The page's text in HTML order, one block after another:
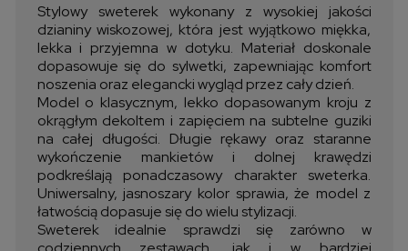
Stylowy sweterek wykonany z wysokiej jakości
dzianiny wiskozowej, która jest wyjątkowo miękka,
lekka i przyjemna w dotyku. Materiał doskonale
dopasowuje się do sylwetki, zapewniając komfort
noszenia oraz elegancki wygląd przez cały dzień.
Model o klasycznym, lekko dopasowanym kroju z
okrągłym dekoltem i zapięciem na subtelne guziki
na całej długości. Długie rękawy oraz staranne
wykończenie mankietów i dolnej krawędzi
podkreślają ponadczasowy charakter sweterka.
Uniwersalny, jasnoszary kolor sprawia, że model z
łatwością dopasuje się do wielu stylizacji.
Sweterek idealnie sprawdzi się zarówno w